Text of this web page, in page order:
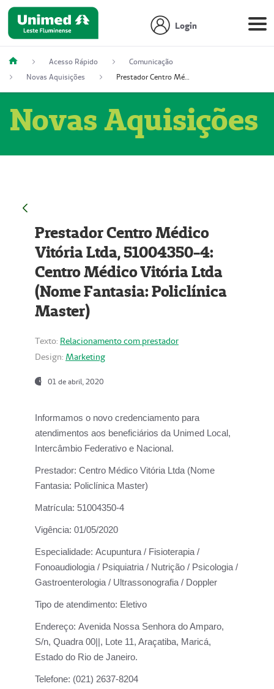
Login
Acesso Rápido
Comunicação
Novas Aquisições
Prestador Centro Médico Vitória Ltda, 51004350-4: Centro Médico Vitória Ltda (Nome Fantasia: Policlínica Master)
Novas Aquisições
Prestador Centro Médico
Vitória Ltda, 51004350-4:
Centro Médico Vitória Ltda
(Nome Fantasia: Policlínica
Master)
Texto: Relacionamento com prestador
Design: Marketing
01 de abril, 2020
Informamos o novo credenciamento para
atendimentos aos beneficiários da Unimed Local,
Intercâmbio Federativo e Nacional.
Prestador: Centro Médico Vitória Ltda (Nome
Fantasia: Policlínica Master)
Matrícula: 51004350-4
Vigência: 01/05/2020
Especialidade: Acupuntura / Fisioterapia /
Fonoaudiologia / Psiquiatria / Nutrição / Psicologia /
Gastroenterologia / Ultrassonografia / Doppler
Tipo de atendimento: Eletivo
Endereço: Avenida Nossa Senhora do Amparo,
S/n, Quadra 00||, Lote 11, Araçatiba, Maricá,
Estado do Rio de Janeiro.
Telefone: (021) 2637-8204